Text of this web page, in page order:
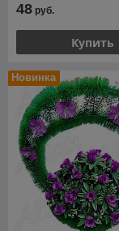
48 руб.
Купить
Новинка